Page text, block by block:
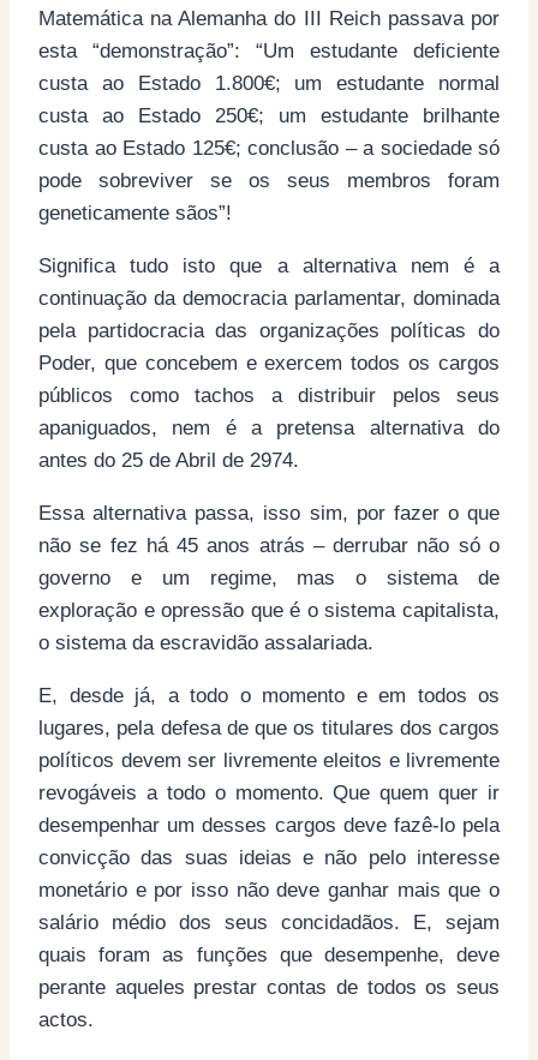
Matemática na Alemanha do III Reich passava por
esta “demonstração”: “Um estudante deficiente
custa ao Estado 1.800€; um estudante normal
custa ao Estado 250€; um estudante brilhante
custa ao Estado 125€; conclusão – a sociedade só
pode sobreviver se os seus membros foram
geneticamente sãos”!
Significa tudo isto que a alternativa nem é a
continuação da democracia parlamentar, dominada
pela partidocracia das organizações políticas do
Poder, que concebem e exercem todos os cargos
públicos como tachos a distribuir pelos seus
apaniguados, nem é a pretensa alternativa do
antes do 25 de Abril de 2974.
Essa alternativa passa, isso sim, por fazer o que
não se fez há 45 anos atrás – derrubar não só o
governo e um regime, mas o sistema de
exploração e opressão que é o sistema capitalista,
o sistema da escravidão assalariada.
E, desde já, a todo o momento e em todos os
lugares, pela defesa de que os titulares dos cargos
políticos devem ser livremente eleitos e livremente
revogáveis a todo o momento. Que quem quer ir
desempenhar um desses cargos deve fazê-lo pela
convicção das suas ideias e não pelo interesse
monetário e por isso não deve ganhar mais que o
salário médio dos seus concidadãos. E, sejam
quais foram as funções que desempenhe, deve
perante aqueles prestar contas de todos os seus
actos.